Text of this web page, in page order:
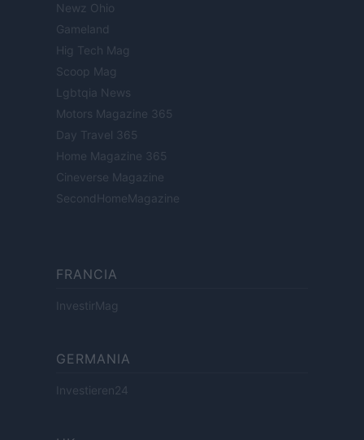
Newz Ohio
Gameland
Hig Tech Mag
Scoop Mag
Lgbtqia News
Motors Magazine 365
Day Travel 365
Home Magazine 365
Cineverse Magazine
SecondHomeMagazine
FRANCIA
InvestirMag
GERMANIA
Investieren24